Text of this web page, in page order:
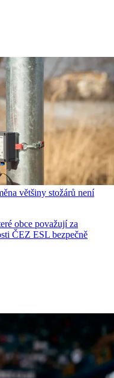
většiny stožárů není
obce považují za
ČEZ ESL bezpečně